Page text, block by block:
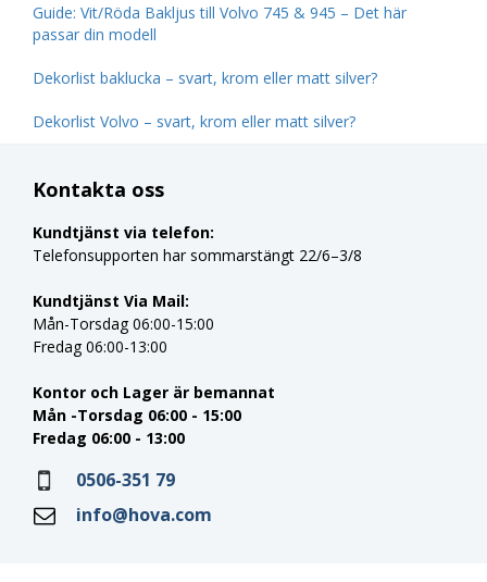
Guide: Vit/Röda Bakljus till Volvo 745 & 945 – Det här
passar din modell
Dekorlist baklucka – svart, krom eller matt silver?
Dekorlist Volvo – svart, krom eller matt silver?
Kontakta oss
Kundtjänst via telefon:
Telefonsupporten har sommarstängt 22/6–3/8
Kundtjänst Via Mail:
Mån-Torsdag 06:00-15:00
Fredag 06:00-13:00
Kontor och Lager är bemannat
Mån -Torsdag 06:00 - 15:00
Fredag 06:00 - 13:00
0506-351 79
info@hova.com